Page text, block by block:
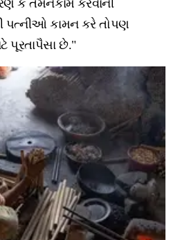
કે તેમનેકામ કરવાની
પત્નીઓ કામન કરે તોપણ
પૂરતાપૈસા છે."